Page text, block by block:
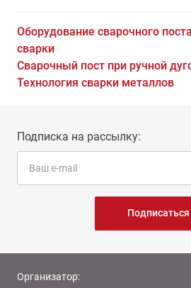
Оборудование сварочного
сварки
Сварочный пост при ручной
Технология сварки металлов
Подписка на рассылку:
Подписаться
Организатор: